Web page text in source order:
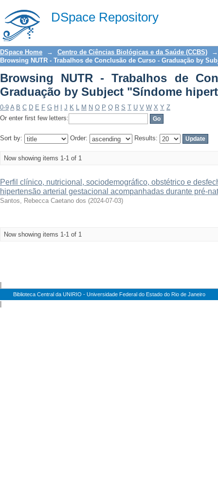
DSpace Repository
Browsing NUTR - Trabalhos de
"Síndome hipertensiva"
DSpace Home → Centro de Ciências Biológicas e da Saúde (CCBS)
→
Browsing NUTR - Trabalhos de Conclusão de Curso - Graduação by
Browsing NUTR - Trabalhos de
Graduação by Subject "Síndome
0-9 A B C D E F G H J K L M N O P Q R S T U V W X Y Z
Or enter first few letters:
Sort by: Order: Results:
Now showing items 1-1 of 1
Perfil clínico, nutricional, sociodemográfico, obstétrico e
hipertensão arterial gestacional acompanhadas durante pré-
Santos, Rebecca Caetano dos (2024-07-03)
Now showing items 1-1 of 1
Biblioteca Central da UNIRIO - Universidade Federal do Estado do Rio de Janeiro